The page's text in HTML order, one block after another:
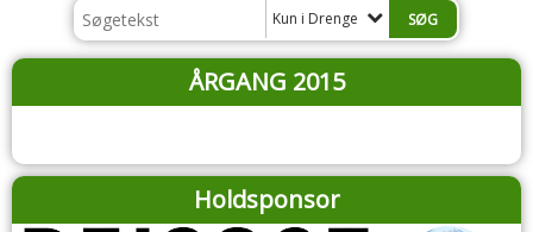
Kun i Drenge
ÅRGANG 2015
Holdsponsor